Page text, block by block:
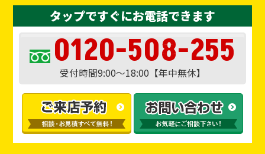
タップですぐにお電話できます
0120-508-255
受付時間9:00～18:00【年中無休】